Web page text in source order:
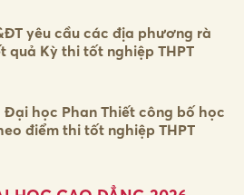
yêu cầu các địa phương rà
quả Kỳ thi tốt nghiệp THPT
Đại học Phan Thiết công bố học
điểm thi tốt nghiệp THPT